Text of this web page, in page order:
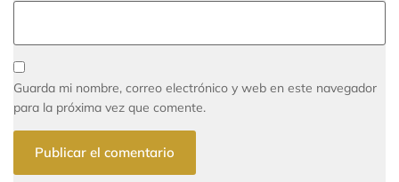
Guarda mi nombre, correo electrónico y web en este navegador
para la próxima vez que comente.